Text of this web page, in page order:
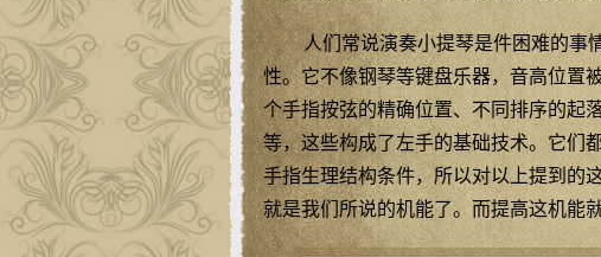
人们常说演奏小提琴是件困难的事
性。它不像钢琴等键盘乐器，音高位置
个手指按弦的精确位置、不同排序的起
等，这些构成了左手的基础技术。它们
手指生理结构条件，所以对以上提到的
就是我们所说的机能了。而提高这机能